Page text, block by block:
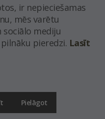
ir nepieciešamas
mēs varētu
mediju
pieredzi. Lasīt
Pielāgot